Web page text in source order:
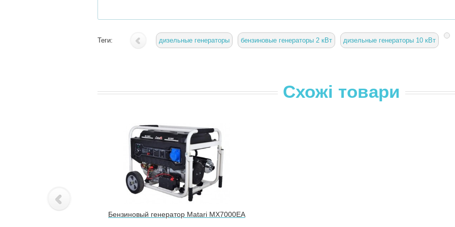
Теги: дизельные генераторы бензиновые генераторы 2 кВт дизельные генераторы 10 кВт
Схожі товари
Бензиновый генератор Matari MX7000EA